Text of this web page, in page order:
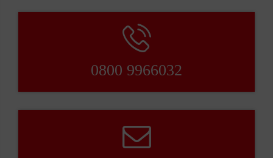
Zum Formular gelangen Sie, wenn Sie in
unserem Shop ganz unten im Footer auf
0800 9966032